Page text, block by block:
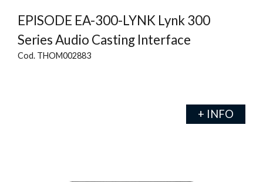
EPISODE EA-300-LYNK Lynk 300
Series Audio Casting Interface
Cod. THOM002883
+ INFO